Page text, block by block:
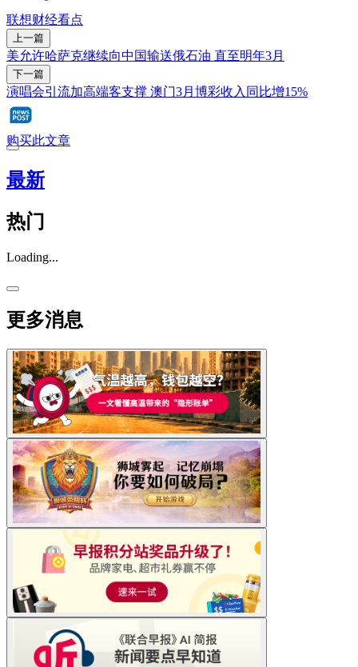
联想财经看点
上一篇
美允许哈萨克继续向中国输送俄石油 直至明年3月
下一篇
演唱会引流加高端客支撑 澳门3月博彩收入同比增15%
购买此文章
最新
热门
Loading...
更多消息